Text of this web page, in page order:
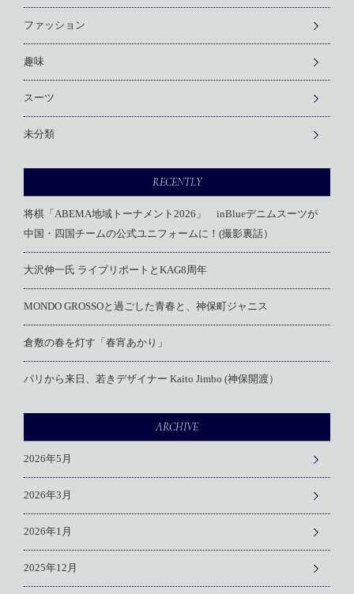
ファッション
趣味
スーツ
未分類
RECENTLY
将棋「ABEMA地域トーナメント2026」 inBlueデニムスーツが
中国・四国チームの公式ユニフォームに！(撮影裏話）
大沢伸一氏 ライブリポートとKAG8周年
MONDO GROSSOと過ごした青春と、神保町ジャニス
倉敷の春を灯す「春宵あかり」
パリから来日、若きデザイナー Kaito Jimbo (神保開渡）
ARCHIVE
2026年5月
2026年3月
2026年1月
2025年12月